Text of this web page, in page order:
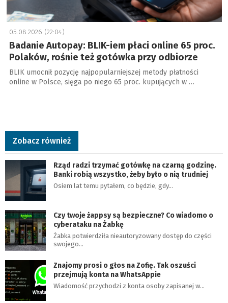
05.08.2026 (22:04)
Badanie Autopay: BLIK-iem płaci online 65 proc.
Polaków, rośnie też gotówka przy odbiorze
BLIK umocnił pozycję najpopularniejszej metody płatności
online w Polsce, sięga po niego 65 proc. kupujących w …
Zobacz również
Rząd radzi trzymać gotówkę na czarną godzinę.
Banki robią wszystko, żeby było o nią trudniej
Osiem lat temu pytałem, co będzie, gdy…
Czy twoje żappsy są bezpieczne? Co wiadomo o
cyberataku na Żabkę
Żabka potwierdziła nieautoryzowany dostęp do części
swojego…
Znajomy prosi o głos na Zofię. Tak oszuści
przejmują konta na WhatsAppie
Wiadomość przychodzi z konta osoby zapisanej w…